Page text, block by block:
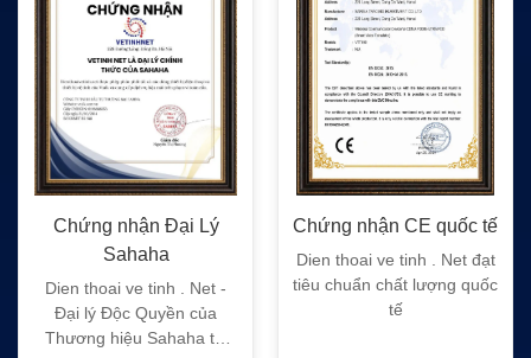
Chứng nhận Đại Lý
Sahaha
Dien thoai ve tinh . Net -
Đại lý Độc Quyền của
Thương hiệu Sahaha tại
Chứng nhận CE quốc tế
Dien thoai ve tinh . Net đạt
tiêu chuẩn chất lượng quốc
tế